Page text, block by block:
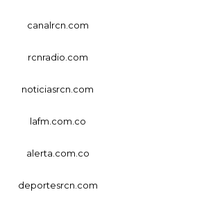
canalrcn.com
rcnradio.com
noticiasrcn.com
lafm.com.co
alerta.com.co
deportesrcn.com